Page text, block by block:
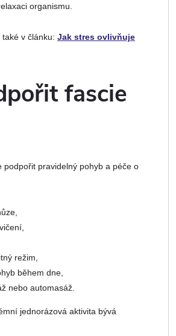
organismu.
v článku: Jak stres ovlivňuje
fascie
podpořit pravidelný pohyb a péče o
režim,
během dne,
nebo automasáž.
jednorázová aktivita bývá